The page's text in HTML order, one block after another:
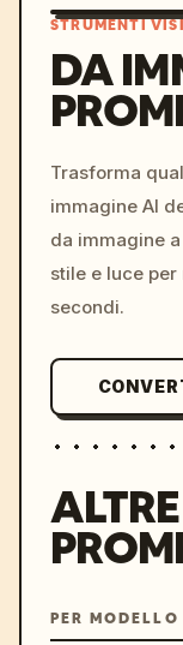
STRUMENTI
DA
Trasforma
immagine AI
da immagine
stile e luce
secondi.
PER MODELLO